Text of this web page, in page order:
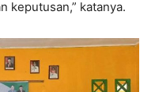
keputusan,” katanya.